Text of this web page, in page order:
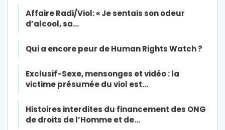
Affaire Radi/Viol: « Je sentais son odeur
d’alcool, sa…
Qui a encore peur de Human Rights Watch ?
Exclusif-Sexe, mensonges et vidéo : la
victime présumée du viol est…
Histoires interdites du financement des ONG
de droits de l’Homme et de…